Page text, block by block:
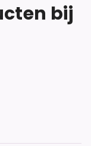
bij